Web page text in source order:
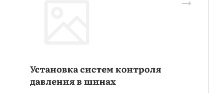
Установка систем контроля
давления в шинах